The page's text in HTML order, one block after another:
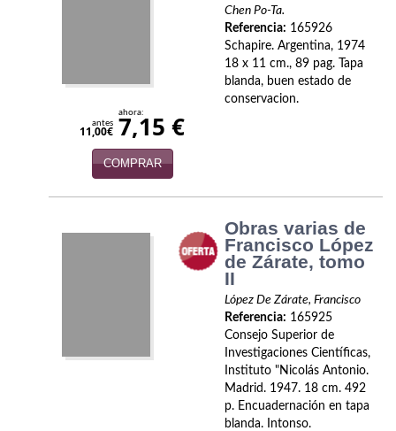
Chen Po-Ta.
Referencia: 165926
Schapire. Argentina, 1974
18 x 11 cm., 89 pag. Tapa
blanda, buen estado de
conservacion.
antes
11,00€
ahora:
7,15 €
COMPRAR
Obras varias de
Francisco López
de Zárate, tomo
II
López De Zárate, Francisco
Referencia: 165925
Consejo Superior de
Investigaciones Científicas,
Instituto "Nicolás Antonio.
Madrid. 1947. 18 cm. 492
p. Encuadernación en tapa
blanda. Intonso.